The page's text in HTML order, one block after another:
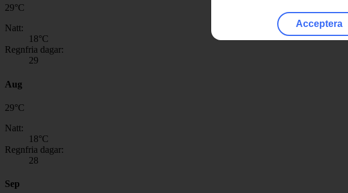
29°C
Natt:
18°C
Regnfria dagar:
29
Aug
29°C
Natt:
18°C
Regnfria dagar:
28
Sep
Acceptera